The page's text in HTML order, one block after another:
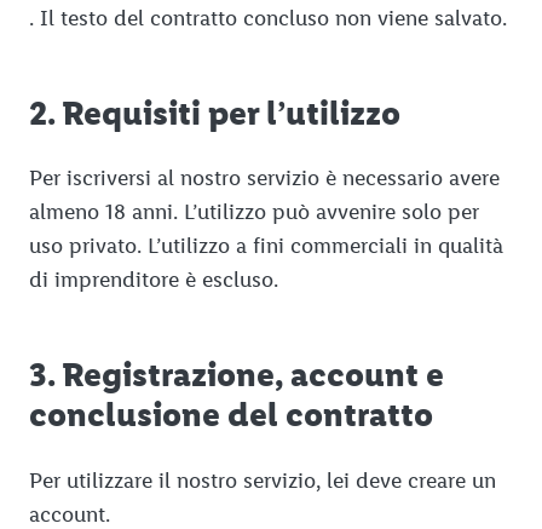
. Il testo del contratto concluso non viene salvato.
2. Requisiti per l’utilizzo
Per iscriversi al nostro servizio è necessario avere
almeno 18 anni. L’utilizzo può avvenire solo per
uso privato. L’utilizzo a fini commerciali in qualità
di imprenditore è escluso.
3. Registrazione, account e
conclusione del contratto
Per utilizzare il nostro servizio, lei deve creare un
account.